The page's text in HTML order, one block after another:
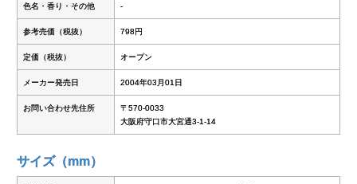
色名・香り・その他 -
参考売価（税抜） 798円
定価（税抜） オープン
メーカー発売日 2004年03月01日
お問い合わせ先住所
〒570-0033
大阪府守口市大宮通3-1-14
サイズ（mm）